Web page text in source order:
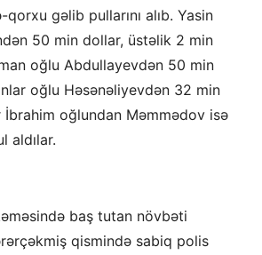
qorxu gəlib pullarını alıb. Yasin
50 min dollar, üstəlik 2 min
oğlu Abdullayevdən 50 min
oğlu Həsənəliyevdən 32 min
İbrahim oğlundan Məmmədov isə
aldılar.
baş tutan növbəti
qismində sabiq polis